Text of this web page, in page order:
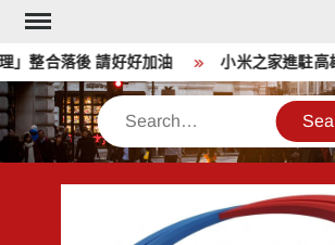
Skip
content
整合落後 請好好加油 小米之家進駐高雄
Search